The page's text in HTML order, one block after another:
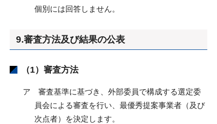
個別には回答しません。
9.審査方法及び結果の公表
（1）審査方法
ア 審査基準に基づき、外部委員で構成する選定委
員会による審査を行い、最優秀提案事業者（及び
次点者）を決定します。